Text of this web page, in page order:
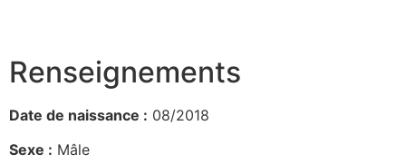
Renseignements
Date de naissance : 08/2018
Sexe : Mâle